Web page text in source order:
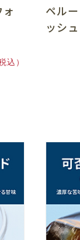
込）
ペル
ッシ